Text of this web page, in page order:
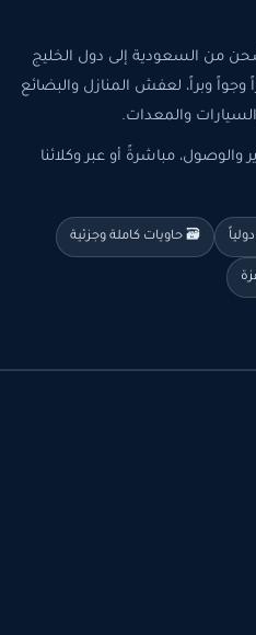
من السعودية إلى دول الخليج
وجواً وبراً، لعفش المنازل والبضائع
والسيارات والمعدات.
والوصول، مباشرةً أو عبر وكلائنا
🗃️ حاويات كاملة وجزئية